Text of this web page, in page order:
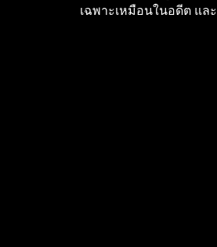
เฉพาะเหมือนในอดีต แ